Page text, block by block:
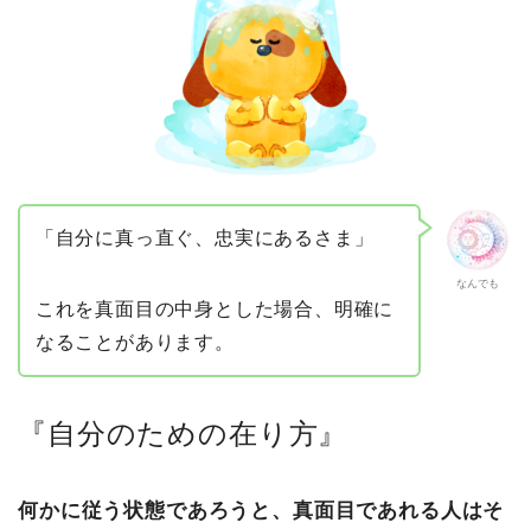
なんでも
「自分に真っ直ぐ、忠実にあるさま」
これを真面目の中身とした場合、明確に
なることがあります。
『自分のための在り方』
何かに従う状態であろうと、真面目であれる人はそ